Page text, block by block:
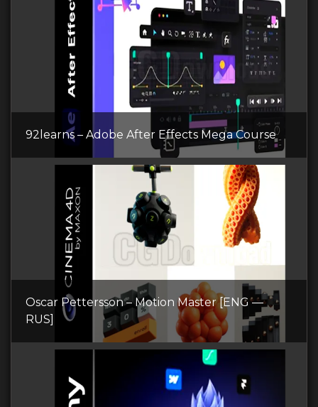
92learns – Adobe After Effects Mega Course
Oscar Pettersson – Motion Master [ENG —
RUS]